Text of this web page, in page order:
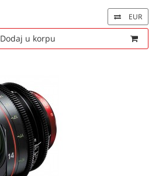
EUR
Dodaj u korpu